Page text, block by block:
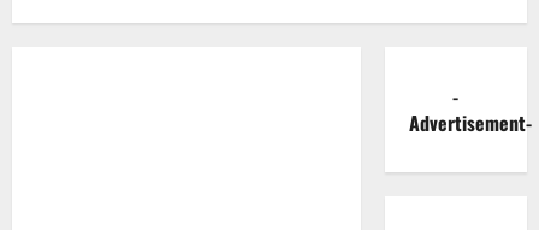
-
Advertisement-